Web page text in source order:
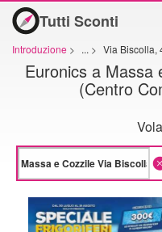
Tutti Sconti
Introduzione > ... > Via Biscolla,
Euronics a Massa
(Centro